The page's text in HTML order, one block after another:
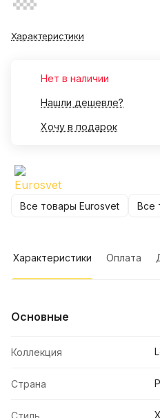
Характеристики
Нет в наличии
Нашли дешевле?
Хочу в подарок
Все товары Eurosvet Все
Характеристики Оплата
Основные
Коллекция
Страна